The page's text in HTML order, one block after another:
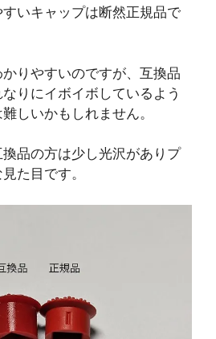
いキャップは断然正規品で
りやすいのですが、互換品
りにイボイボしているよう
しいかもしれません。
品の方は少し光沢がありプ
た目です。